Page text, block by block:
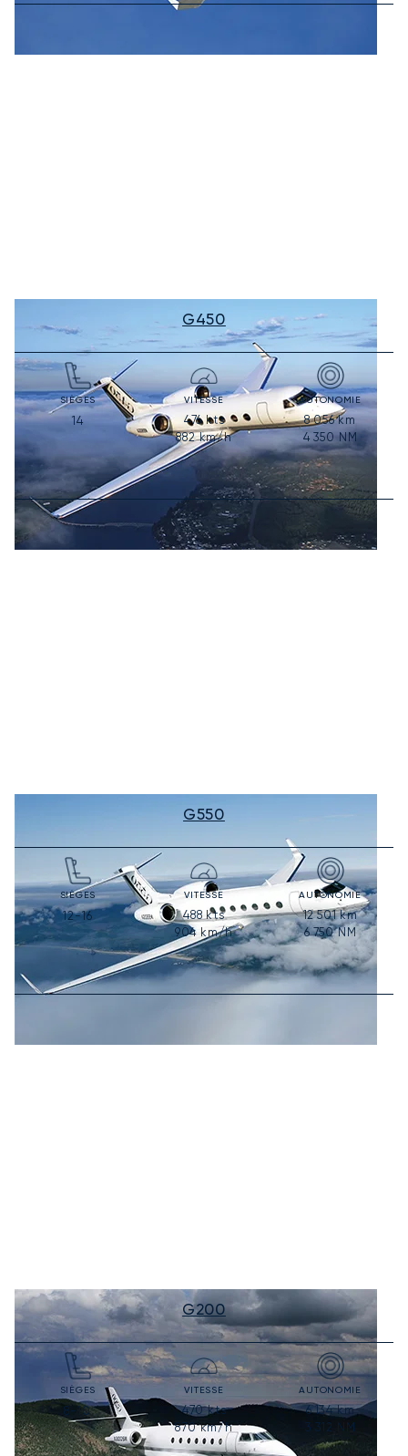
G450
SIÈGES
14
VITESSE
476kts
882km/h
AUTONOMIE
8 056km
4 350NM
G550
SIÈGES
12-16
VITESSE
488 kts
904 km/h
AUTONOMIE
12 501km
6 750NM
G200
SIÈGES
8-10
VITESSE
470kts
870km/h
AUTONOMIE
6 134km
3 312 NM